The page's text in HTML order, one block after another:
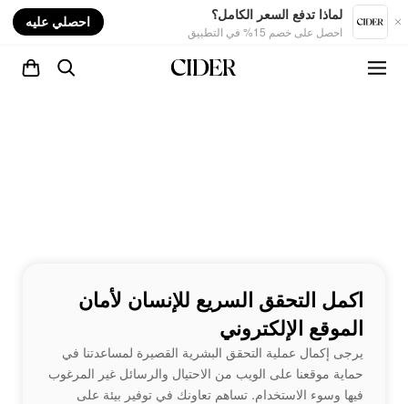
لماذا تدفع السعر الكامل؟
احصل على خصم 15% في التطبيق
احصلي عليه
اكمل التحقق السريع للإنسان لأمان
الموقع الإلكتروني
يرجى إكمال عملية التحقق البشرية القصيرة لمساعدتنا في
حماية موقعنا على الويب من الاحتيال والرسائل غير المرغوب
فيها وسوء الاستخدام. تساهم تعاونك في توفير بيئة على